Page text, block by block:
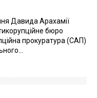
Давида Арахамії
бюро
прокуратура (САП)